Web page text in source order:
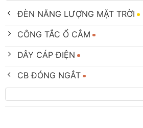
ĐÈN NĂNG LƯỢNG MẶT TRỜI
CÔNG TẮC Ổ CẮM
DÂY CÁP ĐIỆN
CB ĐÓNG NGẮT